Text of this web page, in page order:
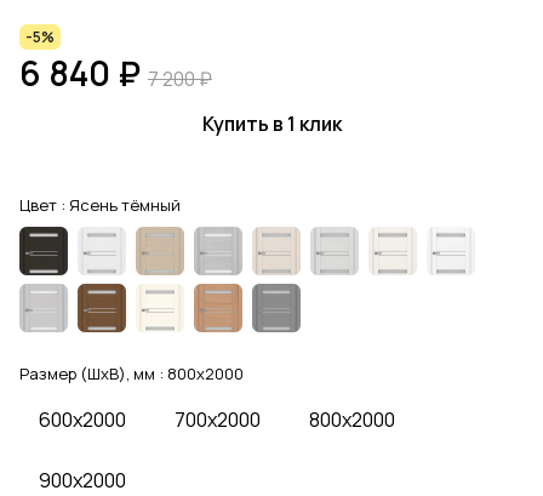
-5%
6 840 ₽ 7 200 ₽
Купить в 1 клик
Цвет : Ясень тёмный
Размер (ШхВ), мм : 800x2000
600x2000 700x2000 800x2000
900x2000